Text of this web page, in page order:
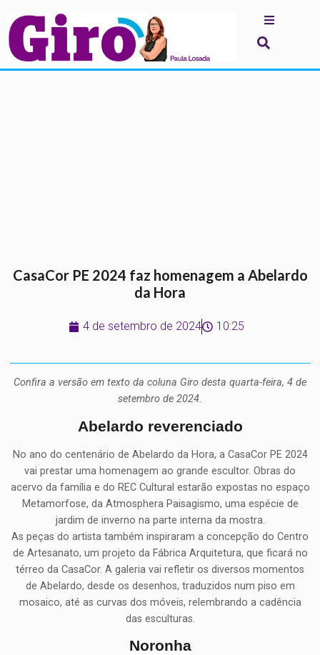
CasaCor PE 2024 faz homenagem a Abelardo
da Hora
4 de setembro de 2024 10:25
Confira a versão em texto da coluna Giro desta quarta-feira, 4 de
setembro de 2024.
Abelardo reverenciado
No ano do centenário de Abelardo da Hora, a CasaCor PE 2024
vai prestar uma homenagem ao grande escultor. Obras do
acervo da família e do REC Cultural estarão expostas no espaço
Metamorfose, da Atmosphera Paisagismo, uma espécie de
jardim de inverno na parte interna da mostra.
As peças do artista também inspiraram a concepção do Centro
de Artesanato, um projeto da Fábrica Arquitetura, que ficará no
térreo da CasaCor. A galeria vai refletir os diversos momentos
de Abelardo, desde os desenhos, traduzidos num piso em
mosaico, até as curvas dos móveis, relembrando a cadência
das esculturas.
Noronha